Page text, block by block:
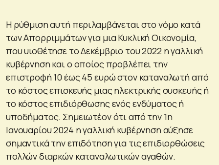
Η ρύθμιση αυτή περιλαμβάνεται στο νόμο κατά
των Απορριμμάτων για μια Κυκλική Οικονομία,
που υιοθέτησε το Δεκέμβριο του 2022 η γαλλική
κυβέρνηση και ο οποίος προβλέπει την
επιστροφή 10 έως 45 ευρώ στον καταναλωτή από
το κόστος επισκευής μιας ηλεκτρικής συσκευής ή
το κόστος επιδιόρθωσης ενός ενδύματος ή
υποδήματος. Σημειωτέον ότι από την 1η
Ιανουαρίου 2024 η γαλλική κυβέρνηση αύξησε
σημαντικά την επιδότηση για τις επιδιορθώσεις
πολλών διαρκών καταναλωτικών αγαθών.